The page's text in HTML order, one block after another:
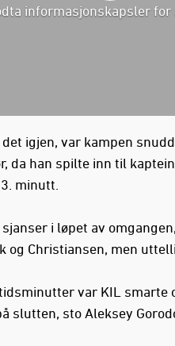
informasjonskapsler for
igjen, var kampen
da han spilte inn til
minutt.
i løpet av
og Christiansen, men
var KIL smarte
slutten, sto Aleksey